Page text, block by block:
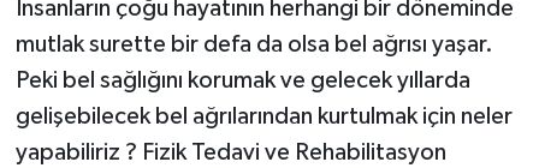
İnsanların çoğu hayatının herhangi bir döneminde
mutlak surette bir defa da olsa bel ağrısı yaşar.
Peki bel sağlığını korumak ve gelecek yıllarda
gelişebilecek bel ağrılarından kurtulmak için neler
yapabiliriz ? Fizik Tedavi ve Rehabilitasyon